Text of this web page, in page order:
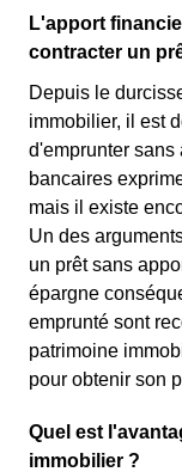
L'apport
contracter un
Depuis le
immobilier, il est
d'emprunter sans
bancaires
mais il existe
Un des
un prêt sans
épargne
emprunté sont
patrimoine
pour obtenir son
Quel est
immobilier ?